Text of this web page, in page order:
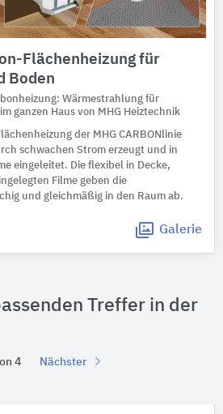
Flächenheizung für
Boden
Wärmestrahlung für
ganzen Haus von MHG Heiztechnik
der MHG CARBONlinie
schwachen Strom erzeugt und in
eingeleitet. Die flexibel in Decke,
Filme geben die
und gleichmäßig in den Raum ab.
Galerie
Treffer in der
4 Nächster